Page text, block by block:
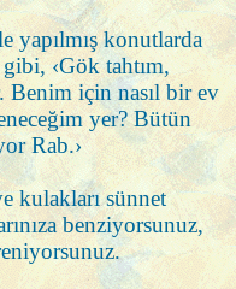
yapılmış konutlarda
‹Gök tahtım,
Benim için nasıl bir ev
yer? Bütün
Rab.›
kulakları sünnet
benziyorsunuz,